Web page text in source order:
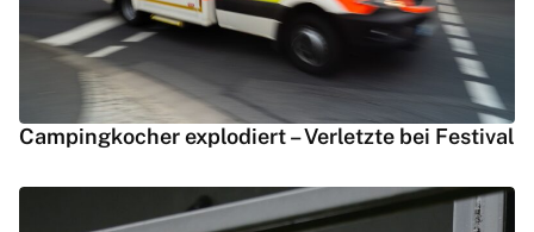
Campingkocher explodiert – Verletzte bei Festival